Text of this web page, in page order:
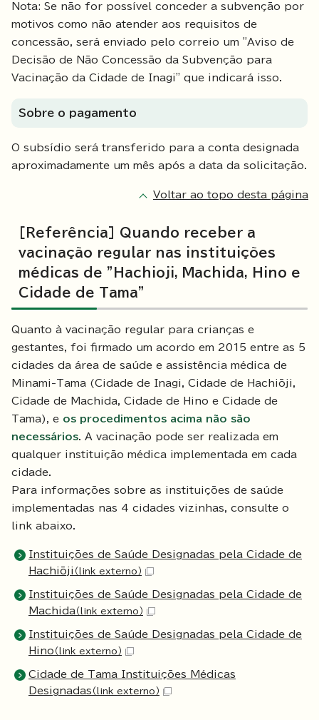
Nota: Se não for possível conceder a subvenção por
motivos como não atender aos requisitos de
concessão, será enviado pelo correio um "Aviso de
Decisão de Não Concessão da Subvenção para
Vacinação da Cidade de Inagi" que indicará isso.
Sobre o pagamento
O subsídio será transferido para a conta designada
aproximadamente um mês após a data da solicitação.
Voltar ao topo desta página
[Referência] Quando receber a
vacinação regular nas instituições
médicas de "Hachioji, Machida, Hino e
Cidade de Tama"
Quanto à vacinação regular para crianças e
gestantes, foi firmado um acordo em 2015 entre as 5
cidades da área de saúde e assistência médica de
Minami-Tama (Cidade de Inagi, Cidade de Hachiōji,
Cidade de Machida, Cidade de Hino e Cidade de
Tama), e os procedimentos acima não são
necessários. A vacinação pode ser realizada em
qualquer instituição médica implementada em cada
cidade.
Para informações sobre as instituições de saúde
implementadas nas 4 cidades vizinhas, consulte o
link abaixo.
Instituições de Saúde Designadas pela Cidade de
Hachiōji （link externo）
Instituições de Saúde Designadas pela Cidade de
Machida（link externo）
Instituições de Saúde Designadas pela Cidade de
Hino （link externo）
Cidade de Tama Instituições Médicas
Designadas （link externo）